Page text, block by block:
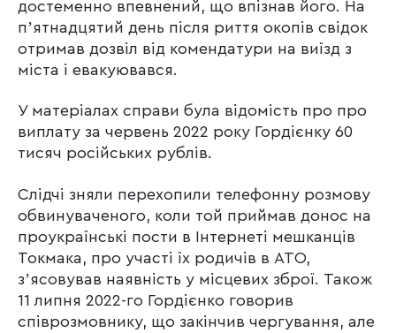
достеменно впевнений, що впізнав його. На
пʼятнадцятий день після риття окопів свідок
отримав дозвіл від комендатури на виїзд з
міста і евакуювався.
У матеріалах справи була відомість про про
виплату за червень 2022 року Гордієнку 60
тисяч російських рублів.
Слідчі зняли перехопили телефонну розмову
обвинуваченого, коли той приймав донос на
проукраїнські пости в Інтернеті мешканців
Токмака, про участі їх родичів в АТО,
зʼясовував наявність у місцевих зброї. Також
11 липня 2022-го Гордієнко говорив
співрозмовнику, що закінчив чергування, але